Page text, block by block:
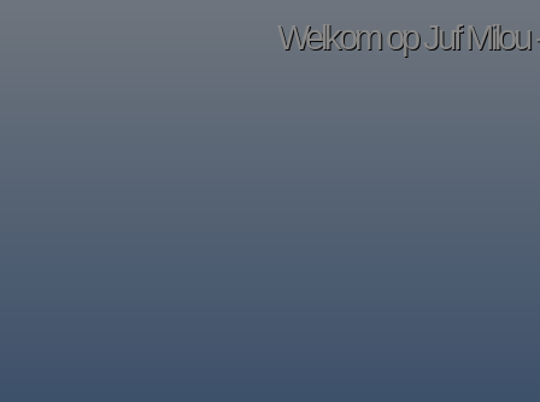
Welkom op Juf Milou